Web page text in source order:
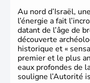
Au nord d’Israël,
l’énergie a fait
datant de l’âge de
découverte
historique et «
premier et le plus
eaux profondes de
souligne l’Autorité